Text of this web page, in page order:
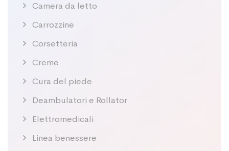
Camera da letto
Carrozzine
Corsetteria
Creme
Cura del piede
Deambulatori e Rollator
Elettromedicali
Linea benessere